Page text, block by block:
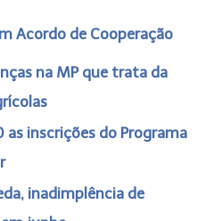
Acordo de Cooperação
na MP que trata da
as inscrições do Programa
inadimplência de